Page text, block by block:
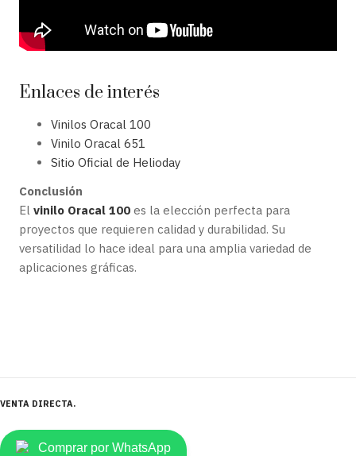
Enlaces de interés
Vinilos Oracal 100
Vinilo Oracal 651
Sitio Oficial de Helioday
Conclusión
El vinilo Oracal 100 es la elección perfecta para
proyectos que requieren calidad y durabilidad. Su
versatilidad lo hace ideal para una amplia variedad de
aplicaciones gráficas.
VENTA DIRECTA
Comprar por WhatsApp